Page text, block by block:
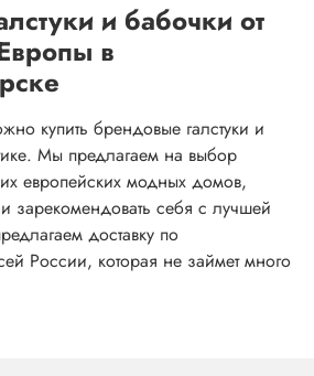
и бабочки от
в
купить брендовые галстуки и
Мы предлагаем на выбор
европейских модных домов,
зарекомендовать себя с лучшей
доставку по
России, которая не займет много